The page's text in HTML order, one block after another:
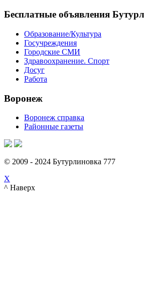
Бесплатные объявления
Образование/Культура
Госучреждения
Городские СМИ
Здравоохранение. Спорт
Досуг
Работа
Воронеж
Воронеж справка
Районные газеты
© 2009 - 2024 Бутурлиновка 777
X
^ Наверх